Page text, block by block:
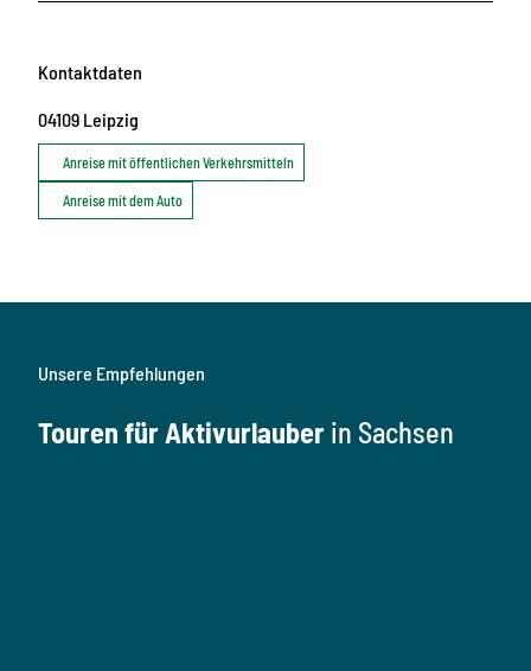
Kontaktdaten
04109 Leipzig
Anreise mit öffentlichen Verkehrsmitteln
Anreise mit dem Auto
Unsere Empfehlungen
Touren für Aktivurlauber in Sachsen